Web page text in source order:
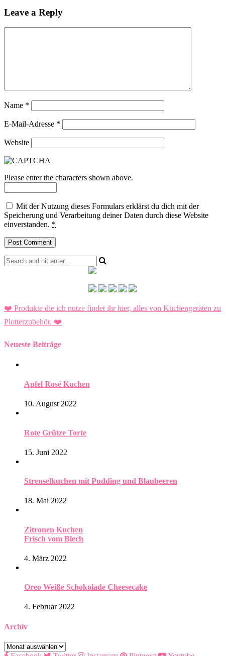
Leave a Reply
Name *
E-Mail-Adresse *
Website
Please enter the characters shown above.
Mit der Nutzung dieses Formulars erklärst du dich mit der
Speicherung und Verarbeitung deiner Daten durch diese Website
einverstanden. *
❤️ Produkte die ich nutze findet ihr hier, alles von Küchengeräten zu
Plotterzubehör. ❤️
Neueste Beiträge
Apfel Rosé Kuchen
10. August 2022
Rote Grütze Torte
15. Juni 2022
Streuselkuchen mit Pudding und Blaubeeren
18. Mai 2022
Zitronen Kuchen
Frisch vom Blech
4. März 2022
Oreo Weiße Schokolade Cheesecake
4. Februar 2022
Archiv
Archiv